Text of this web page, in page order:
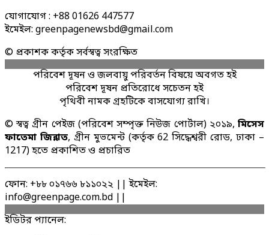
যোগাযোগ : +88 01626 447577
ইমেইল: greenpagenewsbd@gmail.com
© প্রকাশক কর্তৃক সর্বস্বত্ব সংরক্ষিত
পরিবেশ দূষন ও জলবায়ু পরিবর্তন বিষয়ে অবগত হই
পরিবেশ দূষন প্রতিরোধে সচেতন হই
পৃথিবী নামক গ্রহটিকে বাসযোগ্য রাখি।
© স্বত্ব গ্রীন পেইজ (পরিবেশ সম্পৃক্ত নিউজ পোর্টাল) ২০১৯, মিসেস
ফাতেমা জিন্নাত, গ্রীন মুভমেন্ট (কর্তৃক 62 সিদ্ধেশ্বরী রোড, ঢাকা –
1217) হতে প্রকাশিত ও প্রচারিত
ফোন: +৮৮ ০১৭৬৬ ৮১১০২২ || ইমেইল:
info@greenpage.com.bd ||
ইডিটর প্যানেল: